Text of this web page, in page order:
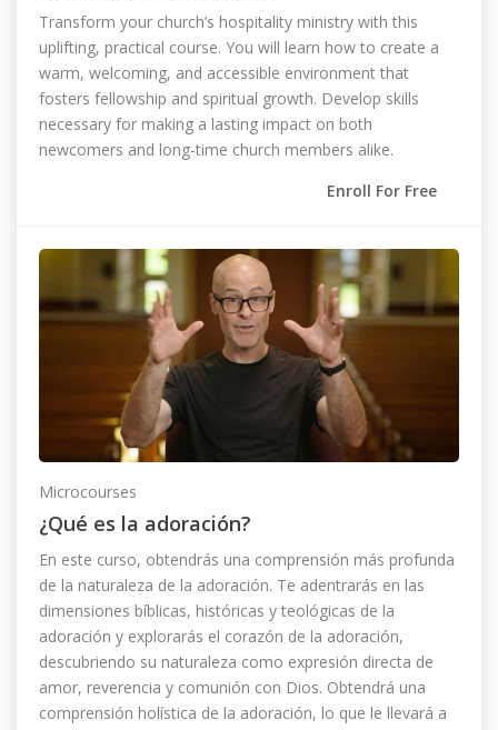
Transform your church’s hospitality ministry with this
uplifting, practical course. You will learn how to create a
warm, welcoming, and accessible environment that
fosters fellowship and spiritual growth. Develop skills
necessary for making a lasting impact on both
newcomers and long-time church members alike.
Enroll For Free
Microcourses
¿Qué es la adoración?
En este curso, obtendrás una comprensión más profunda
de la naturaleza de la adoración. Te adentrarás en las
dimensiones bíblicas, históricas y teológicas de la
adoración y explorarás el corazón de la adoración,
descubriendo su naturaleza como expresión directa de
amor, reverencia y comunión con Dios. Obtendrá una
comprensión holística de la adoración, lo que le llevará a